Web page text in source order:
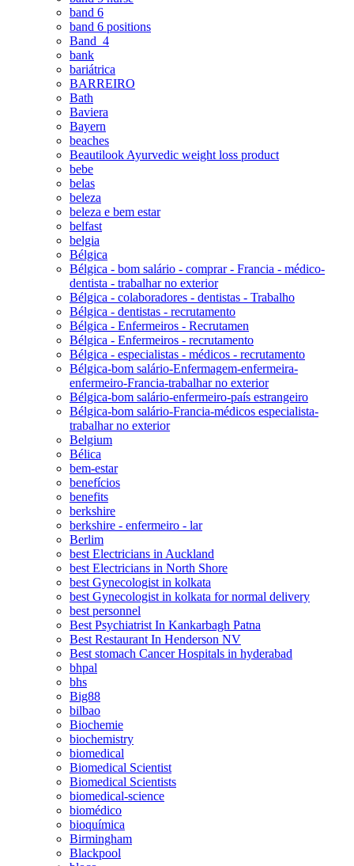
band 6
band 6 positions
Band_4
bank
bariátrica
BARREIRO
Bath
Baviera
Bayern
beaches
Beautilook Ayurvedic weight loss product
bebe
belas
beleza
beleza e bem estar
belfast
belgia
Bélgica
Bélgica - bom salário - comprar - Francia - médico-
dentista - trabalhar no exterior
Bélgica - colaboradores - dentistas - Trabalho
Bélgica - dentistas - recrutamento
Bélgica - Enfermeiros - Recrutamen
Bélgica - Enfermeiros - recrutamento
Bélgica - especialistas - médicos - recrutamento
Bélgica-bom salário-Enfermagem-enfermeira-
enfermeiro-Francia-trabalhar no exterior
Bélgica-bom salário-enfermeiro-país estrangeiro
Bélgica-bom salário-Francia-médicos especialista-
trabalhar no exterior
Belgium
Bélica
bem-estar
benefícios
benefits
berkshire
berkshire - enfermeiro - lar
Berlim
best Electricians in Auckland
best Electricians in North Shore
best Gynecologist in kolkata
best Gynecologist in kolkata for normal delivery
best personnel
Best Psychiatrist In Kankarbagh Patna
Best Restaurant In Henderson NV
Best stomach Cancer Hospitals in hyderabad
bhpal
bhs
Big88
bilbao
Biochemie
biochemistry
biomedical
Biomedical Scientist
Biomedical Scientists
biomedical-science
biomédico
bioquímica
Birmingham
Blackpool